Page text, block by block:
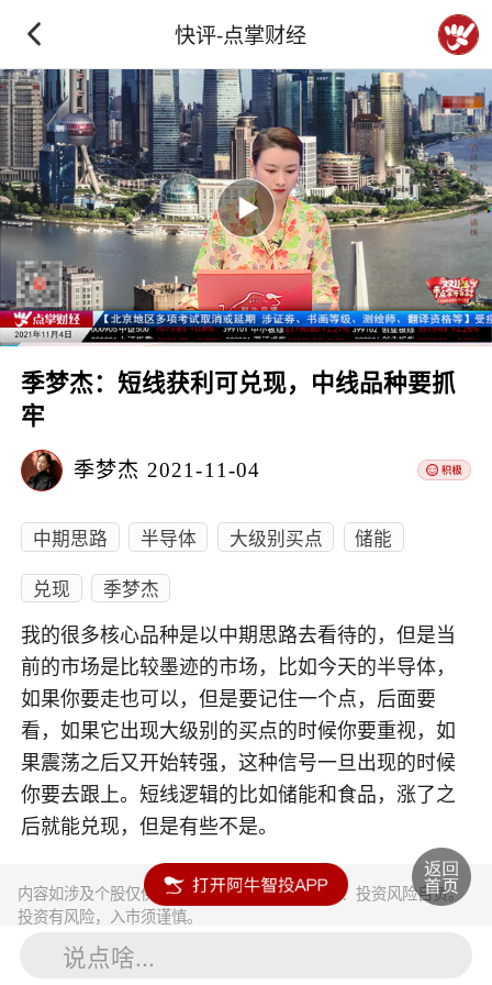
快评-点掌财经
季梦杰：短线获利可兑现，中线品种要抓
牢
季梦杰 2021-11-04
中期思路 半导体 大级别买点
储能
兑现
季梦杰
我的很多核心品种是以中期思路去看待的，但是当
前的市场是比较墨迹的市场，比如今天的半导体，
如果你要走也可以，但是要记住一个点，后面要
看，如果它出现大级别的买点的时候你要重视，如
果震荡之后又开始转强，这种信号一旦出现的时候
你要去跟上。短线逻辑的比如储能和食品，涨了之
后就能兑现，但是有些不是。
内容如涉及个股仅供参考，不构成任何投资建议！投资风险自负。
投资有风险，入市须谨慎。
说点啥...